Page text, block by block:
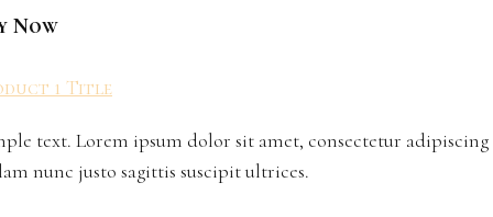
Now
1 Title
text. Lorem ipsum dolor sit amet, consectetur
nunc justo sagittis suscipit ultrices.